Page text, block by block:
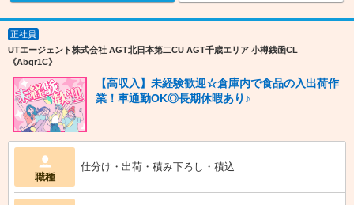
正社員
UTエージェント株式会社 AGT北日本第二CU AGT千歳エリア 小樽銭函CL
《Abqr1C》
【高収入】未経験歓迎☆倉庫内で食品の入出荷作
業！車通勤OK◎長期休暇あり♪
職種
仕分け・出荷・積み下ろし・積込